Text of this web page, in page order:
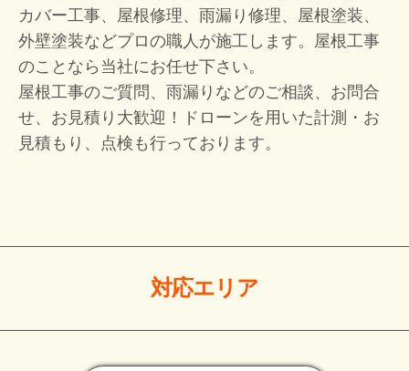
カバー工事、屋根修理、雨漏り修理、屋根塗装、
外壁塗装などプロの職人が施工します。屋根工事
のことなら当社にお任せ下さい。
屋根工事のご質問、雨漏りなどのご相談、お問合
せ、お見積り大歓迎！
ドローンを用いた計測・お
見積もり、点検も行っております。
対応エリア